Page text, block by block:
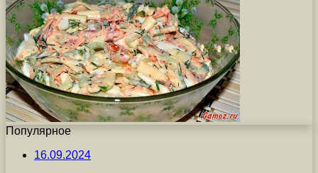
Популярное
16.09.2024